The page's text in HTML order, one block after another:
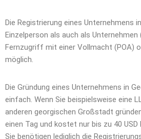
Die Registrierung eines Unternehmens
Einzelperson als auch als Unternehmen
Fernzugriff mit einer Vollmacht (POA)
möglich.
Die Gründung eines Unternehmens in
einfach. Wenn Sie beispielsweise eine
anderen georgischen Großstadt
einen Tag und kostet nur bis zu 40 USD
Sie benötigen lediglich die